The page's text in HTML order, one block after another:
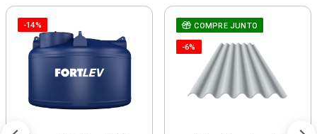
-14% COMPRE JUNTO
-6%